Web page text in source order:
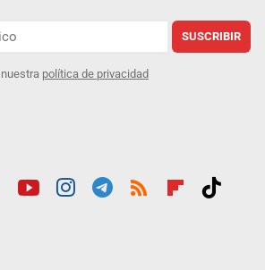
SUSCRIBIR
política de privacidad